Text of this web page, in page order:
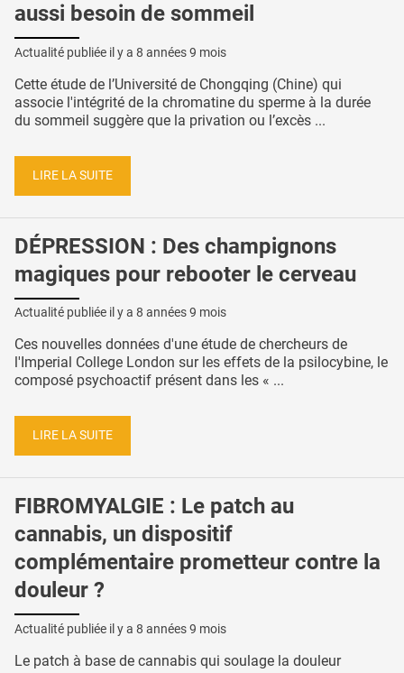
aussi besoin de sommeil
Actualité publiée il y a 8 années 9 mois
Cette étude de l’Université de Chongqing (Chine) qui
associe l'intégrité de la chromatine du sperme à la durée
du sommeil suggère que la privation ou l’excès ...
LIRE LA SUITE
DÉPRESSION : Des champignons
magiques pour rebooter le cerveau
Actualité publiée il y a 8 années 9 mois
Ces nouvelles données d'une étude de chercheurs de
l'Imperial College London sur les effets de la psilocybine, le
composé psychoactif présent dans les « ...
LIRE LA SUITE
FIBROMYALGIE : Le patch au
cannabis, un dispositif
complémentaire prometteur contre la
douleur ?
Actualité publiée il y a 8 années 9 mois
Le patch à base de cannabis qui soulage la douleur